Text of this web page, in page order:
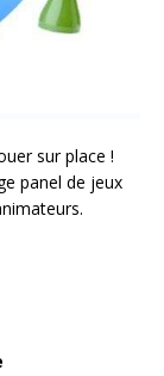
sur place !
panel de jeux